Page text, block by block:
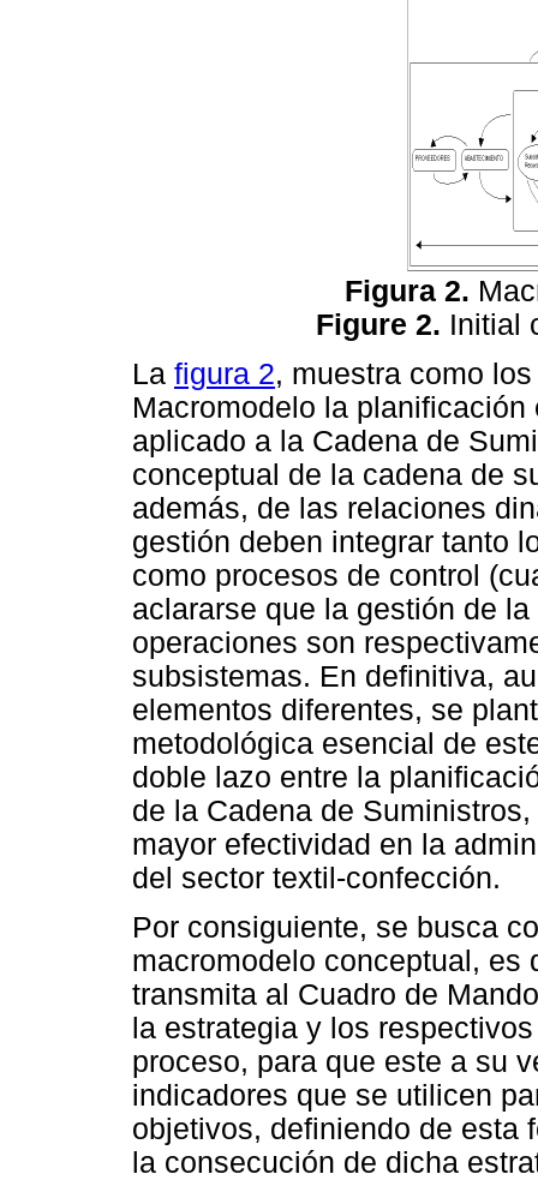
Figura 2.
Figure 2. Initial
La figura 2, muestra como
Macromodelo la
aplicado a la Cadena de
conceptual de la cadena de
además, de las relaciones
gestión deben integrar tanto
como procesos de control
aclararse que la gestión de
operaciones son
subsistemas. En definitiva,
elementos diferentes, se
metodológica esencial de
doble lazo entre la
de la Cadena de
mayor efectividad en la
del sector textil-confección.
Por consiguiente, se busca
macromodelo conceptual, es
transmita al Cuadro de
la estrategia y los
proceso, para que este a su
indicadores que se utilicen
objetivos, definiendo de esta
la consecución de dicha